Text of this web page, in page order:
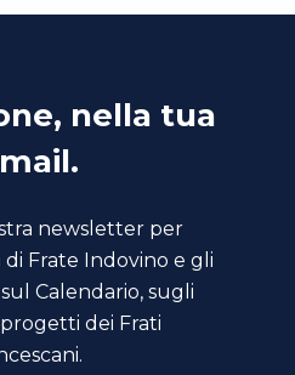
nella tua
newsletter per
Frate Indovino e gli
Calendario, sugli
dei Frati